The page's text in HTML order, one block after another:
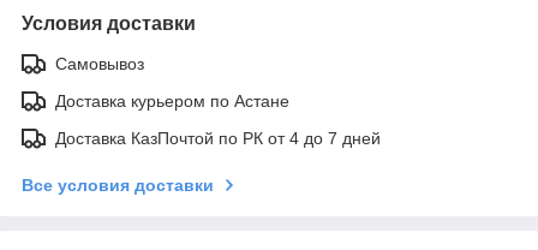
Условия доставки
Самовывоз
Доставка курьером по Астане
Доставка КазПочтой по РК от 4 до 7 дней
Все условия доставки